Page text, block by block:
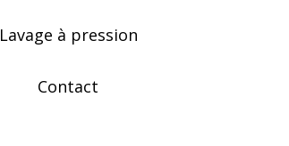
Lavage à pression
Contact